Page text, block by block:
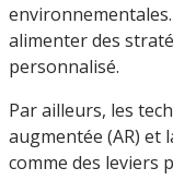
alimenter des
personnalisé.
Par ailleurs, les
augmentée (AR) et
comme des leviers